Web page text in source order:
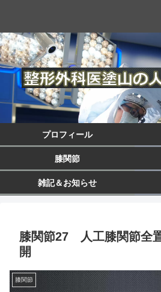
プロフィール
膝関節
雑記＆お知らせ
膝関節27 人工膝関節全
開
膝関節